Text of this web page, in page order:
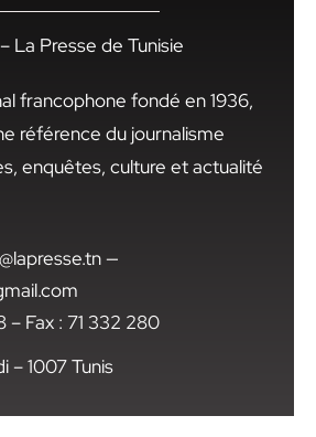
Presse de Tunisie
francophone fondé en 1936,
référence du journalisme
enquêtes, culture et actualité
—
– Fax : 71 332 280
– 1007 Tunis